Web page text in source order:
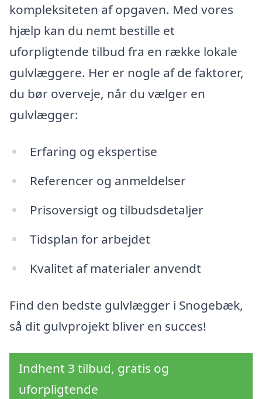
kompleksiteten af opgaven. Med vores
hjælp kan du nemt bestille et
uforpligtende tilbud fra en række lokale
gulvlæggere. Her er nogle af de faktorer,
du bør overveje, når du vælger en
gulvlægger:
Erfaring og ekspertise
Referencer og anmeldelser
Prisoversigt og tilbudsdetaljer
Tidsplan for arbejdet
Kvalitet af materialer anvendt
Find den bedste gulvlægger i Snogebæk,
så dit gulvprojekt bliver en succes!
Indhent 3 tilbud, gratis og
uforpligtende